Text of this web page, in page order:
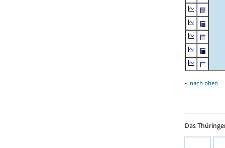
▴ nach oben
Das